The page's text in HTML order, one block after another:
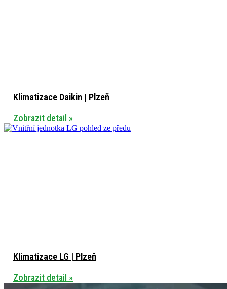
Klimatizace Daikin | Plzeň
Zobrazit detail »
Klimatizace LG | Plzeň
Zobrazit detail »